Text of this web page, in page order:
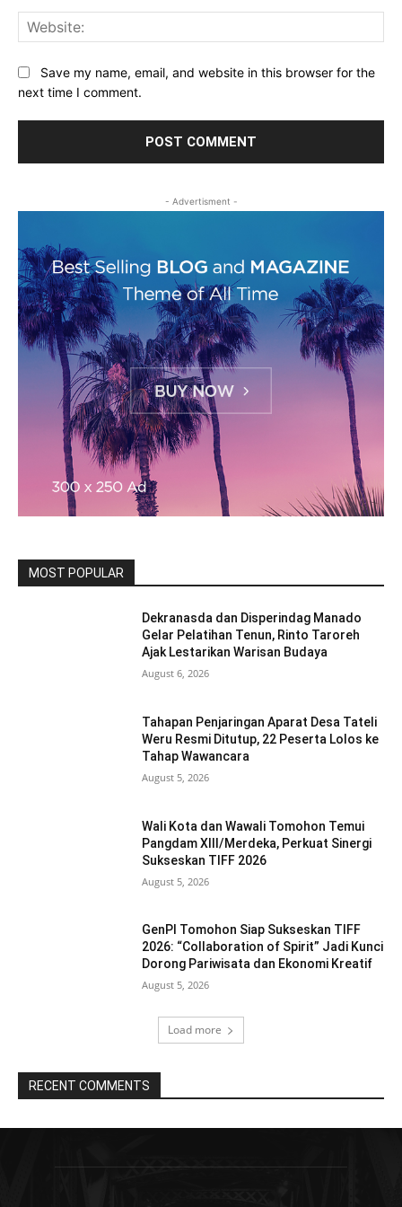
Save my name, email, and website in this browser for the
next time I comment.
- Advertisment -
MOST POPULAR
Dekranasda dan Disperindag Manado
Gelar Pelatihan Tenun, Rinto Taroreh
Ajak Lestarikan Warisan Budaya
August 6, 2026
Tahapan Penjaringan Aparat Desa Tateli
Weru Resmi Ditutup, 22 Peserta Lolos ke
Tahap Wawancara
August 5, 2026
Wali Kota dan Wawali Tomohon Temui
Pangdam XIII/Merdeka, Perkuat Sinergi
Sukseskan TIFF 2026
August 5, 2026
GenPI Tomohon Siap Sukseskan TIFF
2026: “Collaboration of Spirit” Jadi Kunci
Dorong Pariwisata dan Ekonomi Kreatif
August 5, 2026
Load more
RECENT COMMENTS